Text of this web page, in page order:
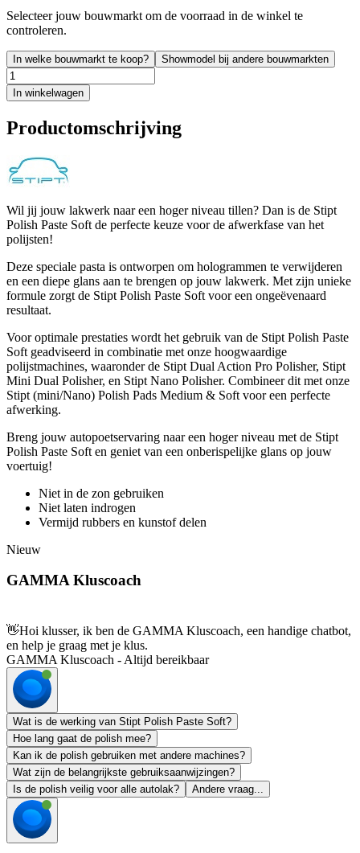
Selecteer jouw bouwmarkt om de voorraad in de winkel te
controleren.
In welke bouwmarkt te koop? Showmodel bij andere bouwmarkten
In winkelwagen
Productomschrijving
Wil jij jouw lakwerk naar een hoger niveau tillen? Dan is de Stipt
Polish Paste Soft de perfecte keuze voor de afwerkfase van het
polijsten!
Deze speciale pasta is ontworpen om hologrammen te verwijderen
en een diepe glans aan te brengen op jouw lakwerk. Met zijn unieke
formule zorgt de Stipt Polish Paste Soft voor een ongeëvenaard
resultaat.
Voor optimale prestaties wordt het gebruik van de Stipt Polish Paste
Soft geadviseerd in combinatie met onze hoogwaardige
polijstmachines, waaronder de Stipt Dual Action Pro Polisher, Stipt
Mini Dual Polisher, en Stipt Nano Polisher. Combineer dit met onze
Stipt (mini/Nano) Polish Pads Medium & Soft voor een perfecte
afwerking.
Breng jouw autopoetservaring naar een hoger niveau met de Stipt
Polish Paste Soft en geniet van een onberispelijke glans op jouw
voertuig!
Niet in de zon gebruiken
Niet laten indrogen
Vermijd rubbers en kunstof delen
Nieuw
GAMMA Kluscoach
👋Hoi klusser, ik ben de GAMMA Kluscoach, een handige chatbot,
en help je graag met je klus.
GAMMA Kluscoach - Altijd bereikbaar
Wat is de werking van Stipt Polish Paste Soft?
Hoe lang gaat de polish mee?
Kan ik de polish gebruiken met andere machines?
Wat zijn de belangrijkste gebruiksaanwijzingen?
Is de polish veilig voor alle autolak?
Andere vraag...